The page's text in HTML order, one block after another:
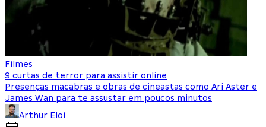
Filmes
9 curtas de terror para assistir online
Presenças macabras e obras de cineastas como Ari Aster e
James Wan para te assustar em poucos minutos
Arthur Eloi